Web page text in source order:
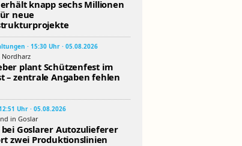
knapp sechs Millionen
neue
· 15:30 Uhr · 05.08.2026
Nordharz
plant Schützenfest im
– zentrale Angaben fehlen
Uhr · 05.08.2026
in Goslar
bei Goslarer Autozulieferer
zwei Produktionslinien